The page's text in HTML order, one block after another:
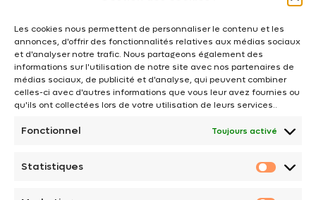
Les cookies nous permettent de personnaliser le contenu et les
annonces, d'offrir des fonctionnalités relatives aux médias sociaux
et d'analyser notre trafic. Nous partageons également des
informations sur l'utilisation de notre site avec nos partenaires de
médias sociaux, de publicité et d'analyse, qui peuvent combiner
celles-ci avec d'autres informations que vous leur avez fournies ou
qu'ils ont collectées lors de votre utilisation de leurs services..
Fonctionnel Toujours activé
Statistiques
Transport - Logistique
Professionnels du bâtiment
Cafés - Hôtels - Restaurants
Immobilier